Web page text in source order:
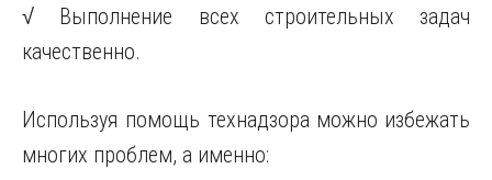
√ Выполнение всех строительных задач
качественно.
Используя помощь технадзора можно избежать
многих проблем, а именно: